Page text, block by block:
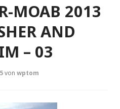
MOAB 2013
AND
– 03
von wptom